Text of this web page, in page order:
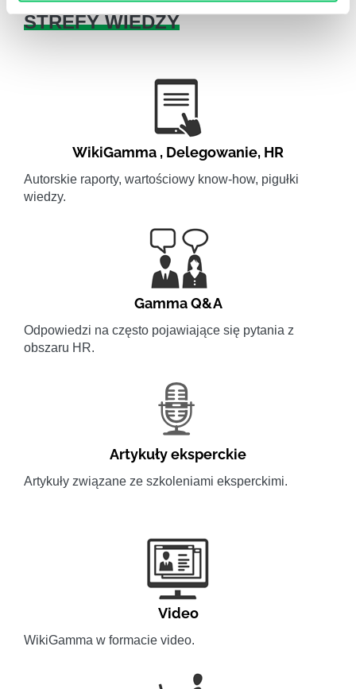
STREFY WIEDZY
WikiGamma , Delegowanie, HR
Autorskie raporty, wartościowy know-how, pigułki
wiedzy.
Gamma Q&A
Odpowiedzi na często pojawiające się pytania z
obszaru HR.
Artykuły eksperckie
Artykuły związane ze szkoleniami eksperckimi.
Video
WikiGamma w formacie video.